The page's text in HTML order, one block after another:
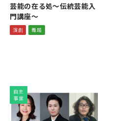
芸能の在る処〜伝統芸能入
門講座〜
演劇 舞踊
自主
事業